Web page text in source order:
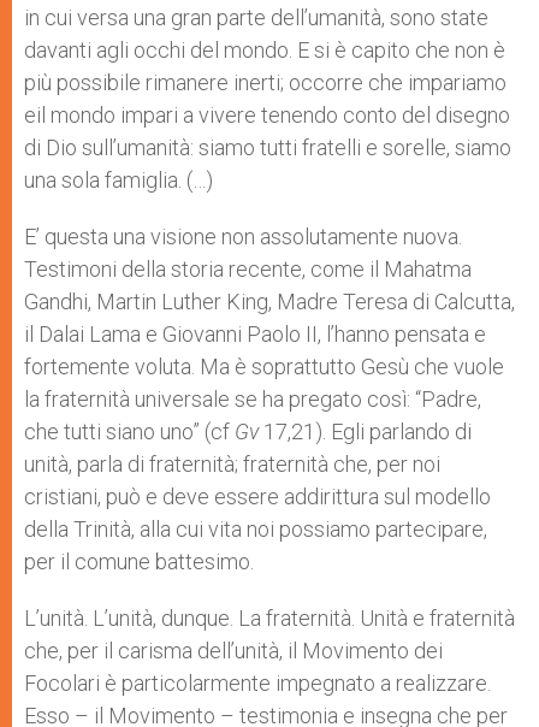
in cui versa una gran parte dell’umanità, sono state
davanti agli occhi del mondo. E si è capito che non è
più possibile rimanere inerti; occorre che impariamo
eil mondo impari a vivere tenendo conto del disegno
di Dio sull’umanità: siamo tutti fratelli e sorelle, siamo
una sola famiglia. (…)
E’ questa una visione non assolutamente nuova.
Testimoni della storia recente, come il Mahatma
Gandhi, Martin Luther King, Madre Teresa di Calcutta,
il Dalai Lama e Giovanni Paolo II, l’hanno pensata e
fortemente voluta. Ma è soprattutto Gesù che vuole
la fraternità universale se ha pregato così: “Padre,
che tutti siano uno” (cf Gv17,21). Egli parlando di
unità, parla di fraternità; fraternità che, per noi
cristiani, può e deve essere addirittura sul modello
della Trinità, alla cui vita noi possiamo partecipare,
per il comune battesimo.
L’unità. L’unità, dunque. La fraternità. Unità e fraternità
che, per il carisma dell’unità, il Movimento dei
Focolari è particolarmente impegnato a realizzare.
Esso – il Movimento – testimonia e insegna che per